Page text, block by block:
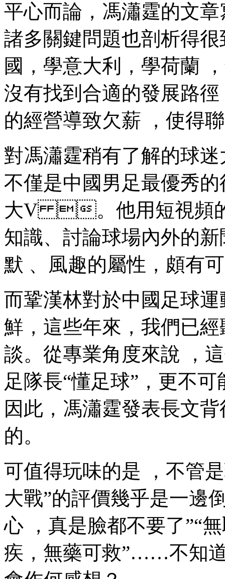
平心而論 ，馮瀟霆的文
諸多關鍵問題也剖析得很到
國，學意大利，學荷蘭
沒有找到合適的發展路徑
的經營導致欠薪 ，使得
對馮瀟霆稍有了解的球迷
不僅是中國男足最優秀的後
大V 。他用短視頻的
知識、討論球場內外的
默 、風趣的屬性，頗有可
而鞏漢林對於中國足球
鮮，這些年來，我們
談。從專業角度來說
足隊長“懂足球”，更不
因此，馮瀟霆發表長文
的。
可值得玩味的是 ，不管
大戰”的評價幾乎是一邊倒的
心 ，真是臉都不要了”“
疾，無藥可救”……不知